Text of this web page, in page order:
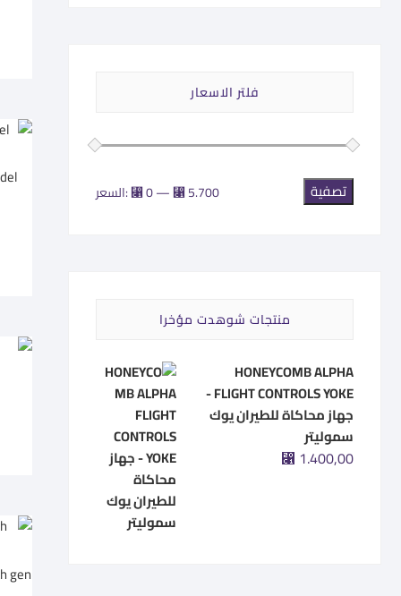
فلتر الاسعار
تصفية السعر:⃁ 0—⃁ 5.700
منتجات شوهدت مؤخرا
HONEYCOMB ALPHA
FLIGHT CONTROLS YOKE -
جهاز محاكاة للطيران يوك
سموليتر
⃁ 1.400,00